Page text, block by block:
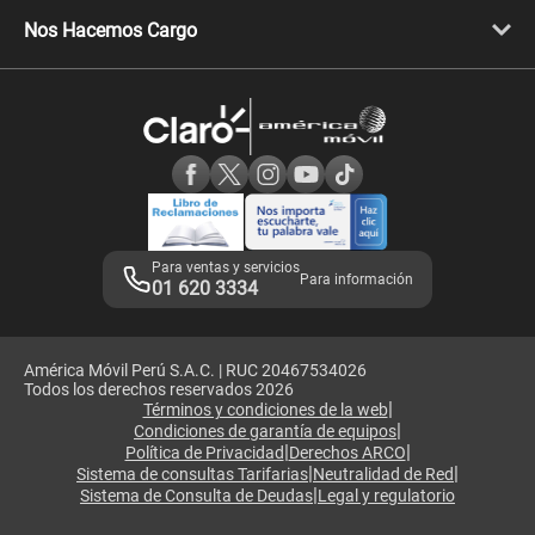
Celulares Motorola
Llamada por llamada
Comprobantes electrónicos
Consulta de IMEI
Nos Hacemos Cargo
Consulta de reclamos
Adquirientes iPhone 6, 6S y SE
Mensaje de Seguridad
Términos y Condiciones de Tienda Claro
Libro de Reclamaciones
Legales de marketplace
Para ventas y servicios
01 620 3334 Para información
América Móvil Perú S.A.C. | RUC 20467534026
Todos los derechos reservados 2026
Términos y condiciones de la web|
Condiciones de garantía de equipos|
Política de Privacidad|Derechos ARCO|
Sistema de consultas Tarifarias|Neutralidad de Red|
Sistema de Consulta de Deudas|Legal y regulatorio